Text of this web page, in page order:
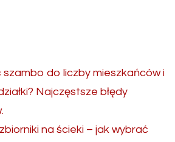
do liczby mieszkańców i
Najczęstsze błędy
na ścieki – jak wybrać